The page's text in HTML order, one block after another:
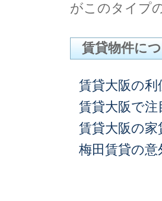
がこのタイプ
賃貸物件に
賃貸大阪の
賃貸大阪で注
賃貸大阪の
梅田賃貸の